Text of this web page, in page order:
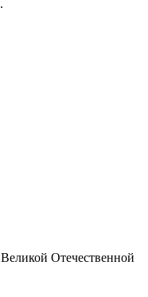
Отечественной